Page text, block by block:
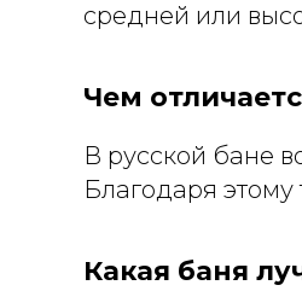
средней или
Чем
В русской бане
Благодаря
Какая баня